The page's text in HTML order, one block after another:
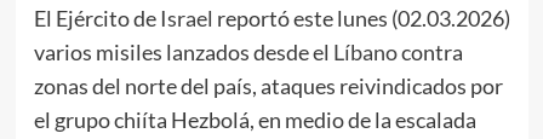
El Ejército de Israel reportó este lunes (02.03.2026)
varios misiles lanzados desde el Líbanocontra
zonas del norte del país, ataques reivindicados por
el grupo chiíta Hezbolá, en medio de la escalada